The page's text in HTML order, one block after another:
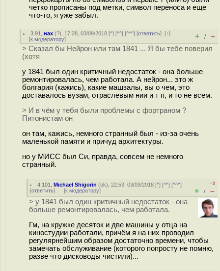
четко прописаны под метки, символ переноса и еще
что-то, я уже забыл.
3.91 ,нах (?), 17:28, 03/09/2018 [^] [^^] [^^^] [ответить][↑]
[к модератору] + / –
> Сказал бы Нейрон или там 1841 ... Я бы тебе поверил
(хотя
у 1841 был один критичный недостаток - она больше
ремонтировалась, чем работала. А нейрон... это ж
болгария (кажись), какие машзалы, вы о чем, это
доставалось вузам, отраслевым нии и т п, и то не всем.
> И в чём у тебя были проблемы с фортраном ?
Питонистам он
он там, кажись, немного странный был - из-за очень
маленькой памяти и причуд архитектуры.
но у МИСС был Си, правда, совсем не немного
странный.
4.101 ,Michael Shigorin (ok), 22:53, 03/09/2018 [^] [^^] [^^^]
[ответить] [к модератору]
–2
+ / –
> у 1841 был один критичный недостаток - она
больше ремонтировалась, чем работала.
Гм, на кружке десяток и две машины у отца на
киностудии работали, причём я на них проводил
регулярнейшим образом достаточно времени, чтобы
замечать обслуживание (которого попросту не помню,
разве что дисководы чистили)...